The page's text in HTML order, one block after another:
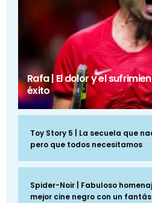
Rafa | El dolor y el
éxito
Toy Story 5 | La secuela que
pero que todos necesitamos
Spider-Noir | Fabuloso
mejor cine negro con un